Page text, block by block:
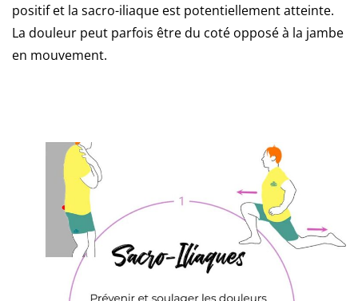
positif et la sacro-iliaque est potentiellement atteinte.
La douleur peut parfois être du coté opposé à la jambe
en mouvement.